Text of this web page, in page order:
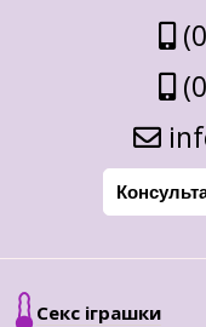
Секс іграшки